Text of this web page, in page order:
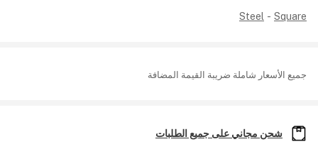
Steel - Square
جميع الأسعار شاملة ضريبة القيمة المضافة
شحن مجاني على جميع الطلبات